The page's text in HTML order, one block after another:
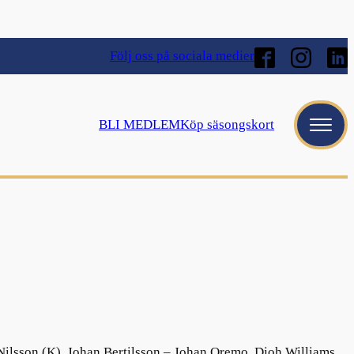
Följ oss på sociala medier
BLI MEDLEMKöp säsongskort